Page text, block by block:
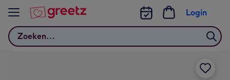
Bekijk meer
Zoeken
Login